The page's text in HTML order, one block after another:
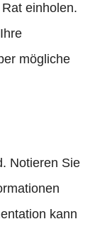
einholen.
mögliche
Notieren Sie
kann